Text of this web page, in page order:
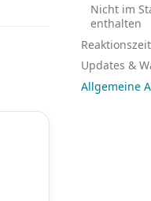
Nicht im
enthalten
Updates &
Allgemeine